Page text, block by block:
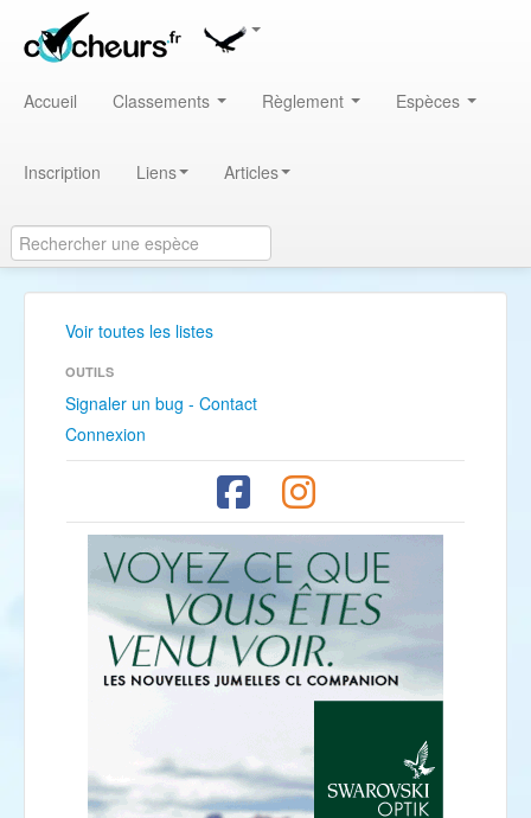
Accueil Classements Règlement Espèces
Inscription Liens Articles
Voir toutes les listes
OUTILS
Signaler un bug - Contact
Connexion